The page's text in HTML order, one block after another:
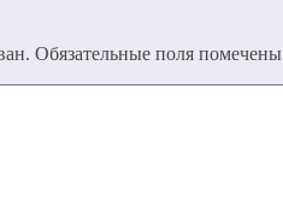
Обязательные поля помечены